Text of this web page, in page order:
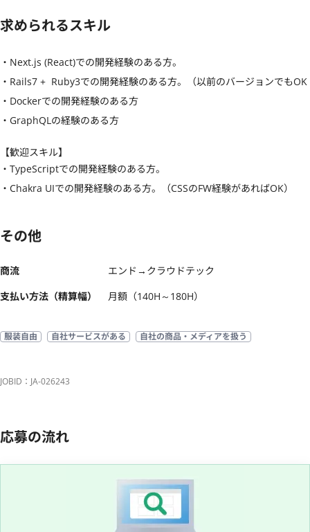
求められるスキル
・Next.js (React)での開発経験のある方。
・Rails7 +  Ruby3での開発経験のある方。（以前のバージョンでもOK
・Dockerでの開発経験のある方
・GraphQLの経験のある方
【歓迎スキル】
・TypeScriptでの開発経験のある方。
・Chakra UIでの開発経験のある方。（CSSのFW経験があればOK）
その他
商流
エンド→クラウドテック
支払い方法（精算幅）
月額（140H～180H）
服装自由 自社サービスがある 自社の商品・メディアを扱う
JOBID：JA-026243
応募の流れ